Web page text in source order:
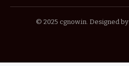
© 2025 cgnow.in. Designed by